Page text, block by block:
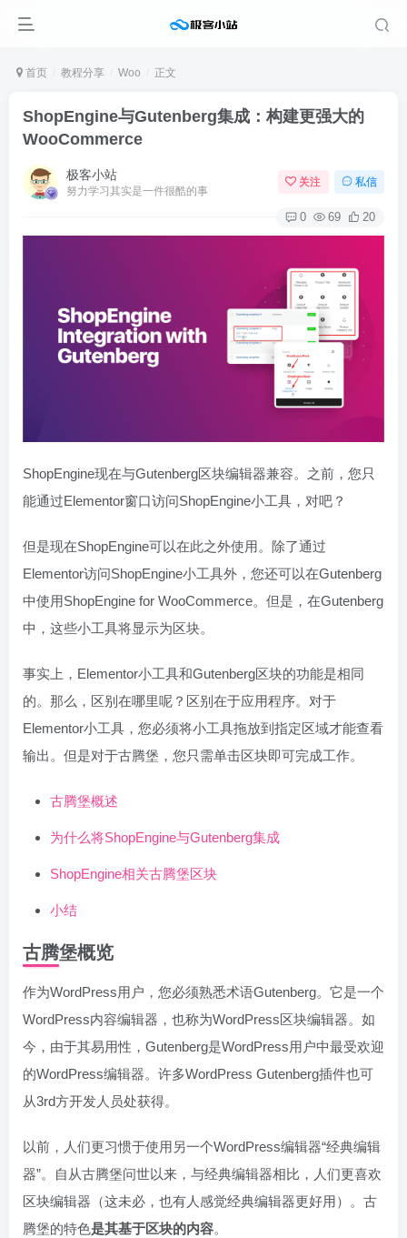
首页 教程分享 Woo 正文
ShopEngine与Gutenberg集成：构建更强大的
WooCommerce
极客小站
努力学习其实是一件很酷的事
关注 私信
0 69 20
ShopEngine现在与Gutenberg区块编辑器兼容。之前，您只
能通过Elementor窗口访问ShopEngine小工具，对吧？
但是现在ShopEngine可以在此之外使用。除了通过
Elementor访问ShopEngine小工具外，您还可以在Gutenberg
中使用ShopEngine for WooCommerce。但是，在Gutenberg
中，这些小工具将显示为区块。
事实上，Elementor小工具和Gutenberg区块的功能是相同
的。那么，区别在哪里呢？区别在于应用程序。对于
Elementor小工具，您必须将小工具拖放到指定区域才能查看
输出。但是对于古腾堡，您只需单击区块即可完成工作。
古腾堡概述
为什么将ShopEngine与Gutenberg集成
ShopEngine相关古腾堡区块
小结
古腾堡概览
作为WordPress用户，您必须熟悉术语Gutenberg。它是一个
WordPress内容编辑器，也称为WordPress区块编辑器。如
今，由于其易用性，Gutenberg是WordPress用户中最受欢迎
的WordPress编辑器。许多WordPress Gutenberg插件也可
从3rd方开发人员处获得。
以前，人们更习惯于使用另一个WordPress编辑器“经典编辑
器”。自从古腾堡问世以来，与经典编辑器相比，人们更喜欢
区块编辑器（这未必，也有人感觉经典编辑器更好用）。古
腾堡的特色是其基于区块的内容。